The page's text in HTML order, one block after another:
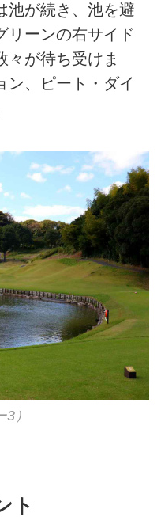
池が続き、池を避
リーンの右サイド
々が待ち受けま
ン、ピート・ダイ
）
ト